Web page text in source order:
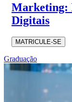
Marketing:
Digitais
MATRICULE-SE
Graduação